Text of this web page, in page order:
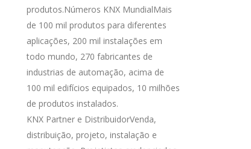
produtos.Números KNX MundialMais
de 100 mil produtos para diferentes
aplicações, 200 mil instalações em
todo mundo, 270 fabricantes de
industrias de automação, acima de
100 mil edifícios equipados, 10 milhões
de produtos instalados.
KNX Partner e DistribuidorVenda,
distribuição, projeto, instalação e